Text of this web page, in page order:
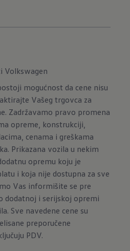
Volkswagen
mogućnost da cene nisu
Vašeg trgovca za
Zadržavamo pravo promena
opreme, konstrukciji,
cenama i greškama
Prikazana vozila u nekim
opremu koju je
i koja nije dostupna za sve
Vas informišite se pre
dodatnoj i serijskoj opremi
Sve navedene cene su
preporučene
PDV.